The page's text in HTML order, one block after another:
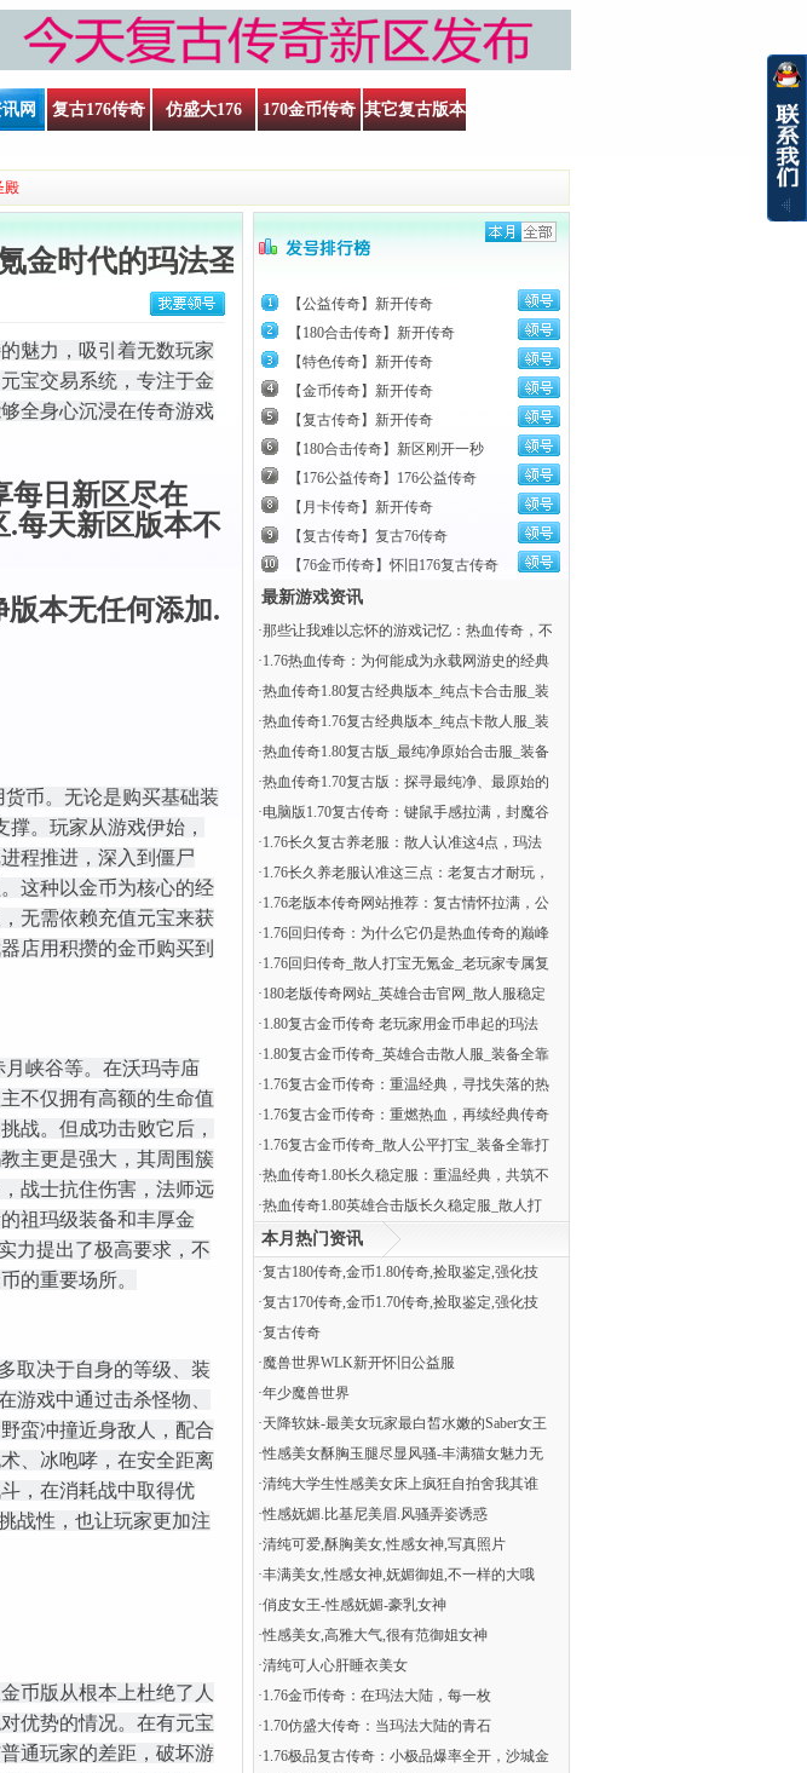
网 复古176传奇 仿盛大176 170金币传奇 其它复古版本
殿
金时代的玛法圣殿
魅力，吸引着无数玩家
宝交易系统，专注于金
全身心沉浸在传奇游戏
每日新区尽在
.每天新区版本不
本无任何添加.
币。无论是购买基础装
。玩家从游戏伊始，
程推进，深入到僵尸
这种以金币为核心的经
无需依赖充值元宝来获
店用积攒的金币购买到
峡谷等。在沃玛寺庙
不仅拥有高额的生命值
战。但成功击败它后，
主更是强大，其周围簇
战士抗住伤害，法师远
祖玛级装备和丰厚金
力提出了极高要求，不
的重要场所。
取决于自身的等级、装
游戏中通过击杀怪物、
蛮冲撞近身敌人，配合
、冰咆哮，在安全距离
，在消耗战中取得优
战性，也让玩家更加注
币版从根本上杜绝了人
优势的情况。在有元宝
通玩家的差距，破坏游
【公益传奇】新开传奇
【180合击传奇】新开传奇
【特色传奇】新开传奇
【金币传奇】新开传奇
【复古传奇】新开传奇
【180合击传奇】新区刚开一秒
【176公益传奇】176公益传奇
【月卡传奇】新开传奇
【复古传奇】复古76传奇
【76金币传奇】怀旧176复古传奇
最新游戏资讯
·那些让我难以忘怀的游戏记忆：热血传奇，不
·1.76热血传奇：为何能成为永载网游史的经典
·热血传奇1.80复古经典版本_纯点卡合击服_装
·热血传奇1.76复古经典版本_纯点卡散人服_装
·热血传奇1.80复古版_最纯净原始合击服_装备
·热血传奇1.70复古版：探寻最纯净、最原始的
·电脑版1.70复古传奇：键鼠手感拉满，封魔谷
·1.76长久复古养老服：散人认准这4点，玛法
·1.76长久养老服认准这三点：老复古才耐玩，
·1.76老版本传奇网站推荐：复古情怀拉满，公
·1.76回归传奇：为什么它仍是热血传奇的巅峰
·1.76回归传奇_散人打宝无氪金_老玩家专属复
·180老版传奇网站_英雄合击官网_散人服稳定
·1.80复古金币传奇 老玩家用金币串起的玛法
·1.80复古金币传奇_英雄合击散人服_装备全靠
·1.76复古金币传奇：重温经典，寻找失落的热
·1.76复古金币传奇：重燃热血，再续经典传奇
·1.76复古金币传奇_散人公平打宝_装备全靠打
·热血传奇1.80长久稳定服：重温经典，共筑不
·热血传奇1.80英雄合击版长久稳定服_散人打
本月热门资讯
·复古180传奇,金币1.80传奇,捡取鉴定,强化技
·复古170传奇,金币1.70传奇,捡取鉴定,强化技
·复古传奇
·魔兽世界WLK新开怀旧公益服
·年少魔兽世界
·天降软妹-最美女玩家最白皙水嫩的Saber女王
·性感美女酥胸玉腿尽显风骚-丰满猫女魅力无
·清纯大学生性感美女床上疯狂自拍舍我其谁
·性感妩媚.比基尼美眉.风骚弄姿诱惑
·清纯可爱,酥胸美女,性感女神,写真照片
·丰满美女,性感女神,妩媚御姐,不一样的大哦
·俏皮女王-性感妩媚-豪乳女神
·性感美女,高雅大气,很有范御姐女神
·清纯可人心肝睡衣美女
·​1.76金币传奇：在玛法大陆，每一枚
·​1.70仿盛大传奇：当玛法大陆的青石
·1.76极品复古传奇：小极品爆率全开，沙城金